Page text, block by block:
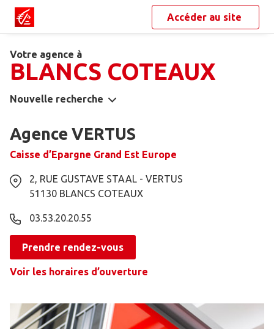
Accéder au site
Votre agence à
BLANCS COTEAUX
Nouvelle recherche
Agence VERTUS
Caisse d’Epargne Grand Est Europe
2, RUE GUSTAVE STAAL - VERTUS
51130 BLANCS COTEAUX
03.53.20.20.55
Prendre rendez-vous
Voir les horaires d’ouverture